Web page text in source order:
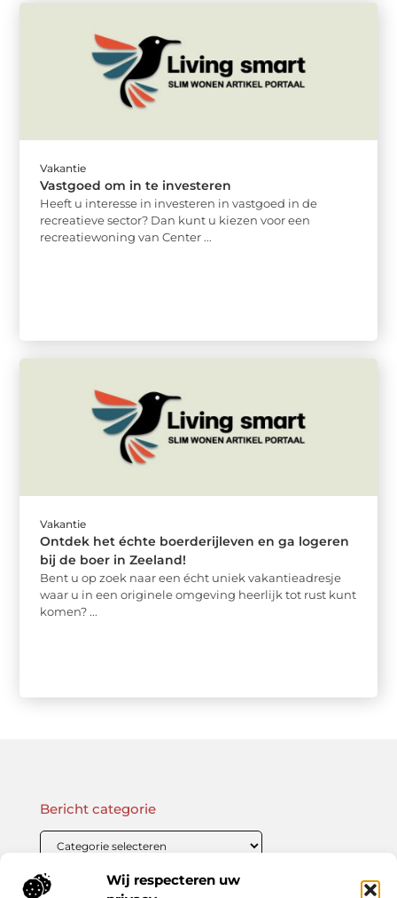
Wij respecteren uw
Vakantie
Vastgoed om in te investeren
Heeft u interesse in investeren in vastgoed in de
recreatieve sector? Dan kunt u kiezen voor een
recreatiewoning van Center ...
Vakantie
Ontdek het échte boerderijleven en ga logeren
bij de boer in Zeeland!
Bent u op zoek naar een écht uniek vakantieadresje
waar u in een originele omgeving heerlijk tot rust kunt
komen? ...
Bericht categorie